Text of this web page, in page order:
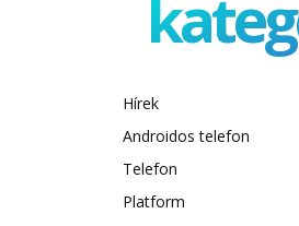
Hírek
Androidos telefon
Telefon
Platform